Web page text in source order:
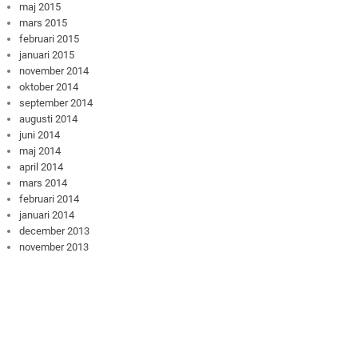
maj 2015
mars 2015
februari 2015
januari 2015
november 2014
oktober 2014
september 2014
augusti 2014
juni 2014
maj 2014
april 2014
mars 2014
februari 2014
januari 2014
december 2013
november 2013